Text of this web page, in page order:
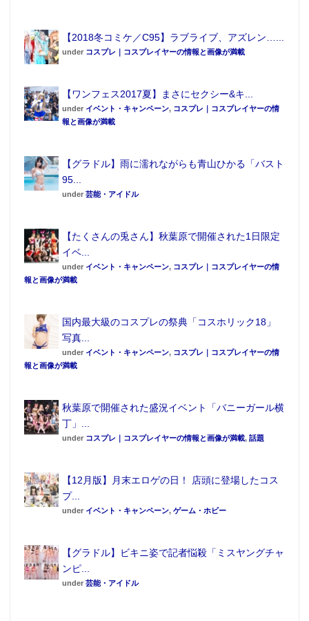
【2018冬コミケ／C95】ラブライブ、アズレン…...
under コスプレ｜コスプレイヤーの情報と画像が満載
【ワンフェス2017夏】まさにセクシー&キ...
under イベント・キャンペーン, コスプレ｜コスプレイヤーの情
報と画像が満載
【グラドル】雨に濡れながらも青山ひかる「バスト
95...
under 芸能・アイドル
【たくさんの兎さん】秋葉原で開催された1日限定
イベ...
under イベント・キャンペーン, コスプレ｜コスプレイヤーの情
報と画像が満載
国内最大級のコスプレの祭典「コスホリック18」
写真...
under イベント・キャンペーン, コスプレ｜コスプレイヤーの情
報と画像が満載
秋葉原で開催された盛況イベント「バニーガール横
丁」...
under コスプレ｜コスプレイヤーの情報と画像が満載, 話題
【12月版】月末エロゲの日！ 店頭に登場したコス
プ...
under イベント・キャンペーン, ゲーム・ホビー
【グラドル】ビキニ姿で記者悩殺「ミスヤングチャ
ンピ...
under 芸能・アイドル